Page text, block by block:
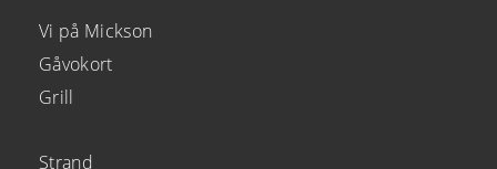
Vi på Mickson
Gåvokort
Grill
Strand